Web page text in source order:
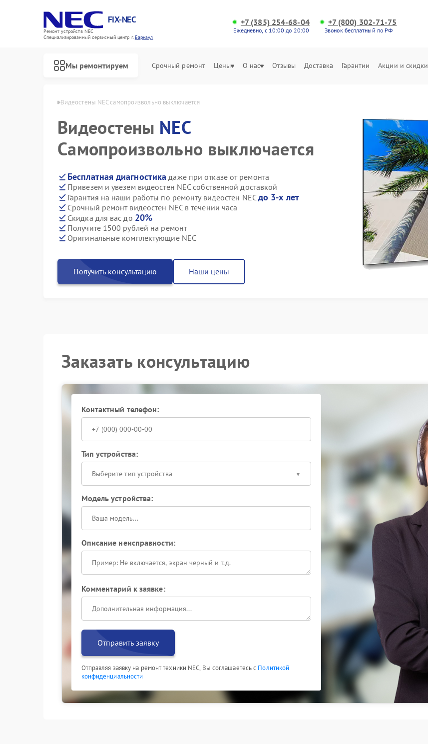
FIX-NEC
Ремонт устройств NEC
Специализированный cервисный центр г.Барнаул
+7 (385) 254-68-04
Ежедневно, с 10:00 до 20:00
+7 (800) 302-71-75
Звонок бесплатный по РФ
Мы ремонтируем Срочный ремонт Цены О нас Отзывы Доставка Гарантии Акции и скидки
Видеостены NEC самопроизвольно выключается
Видеостены NEC
Самопроизвольно выключается
Бесплатная диагностика даже при отказе от ремонта
Привезем и увезем видеостен NEC собственной доставкой
Гарантия на наши работы по ремонту видеостен NECдо 3-х лет
Срочный ремонт видеостен NEC в течении часа
Скидка для вас до 20%
Получите 1500 рублей на ремонт
Оригинальные комплектующие NEC
Получить консультацию Наши цены
Заказать консультацию
Контактный телефон:
Тип устройства:
Выберите тип устройства
Модель устройства:
Описание неисправности:
Комментарий к заявке:
Отправить заявку
Отправляя заявку на ремонт техники NEC, Вы соглашаетесь с Политикой
конфиденциальности